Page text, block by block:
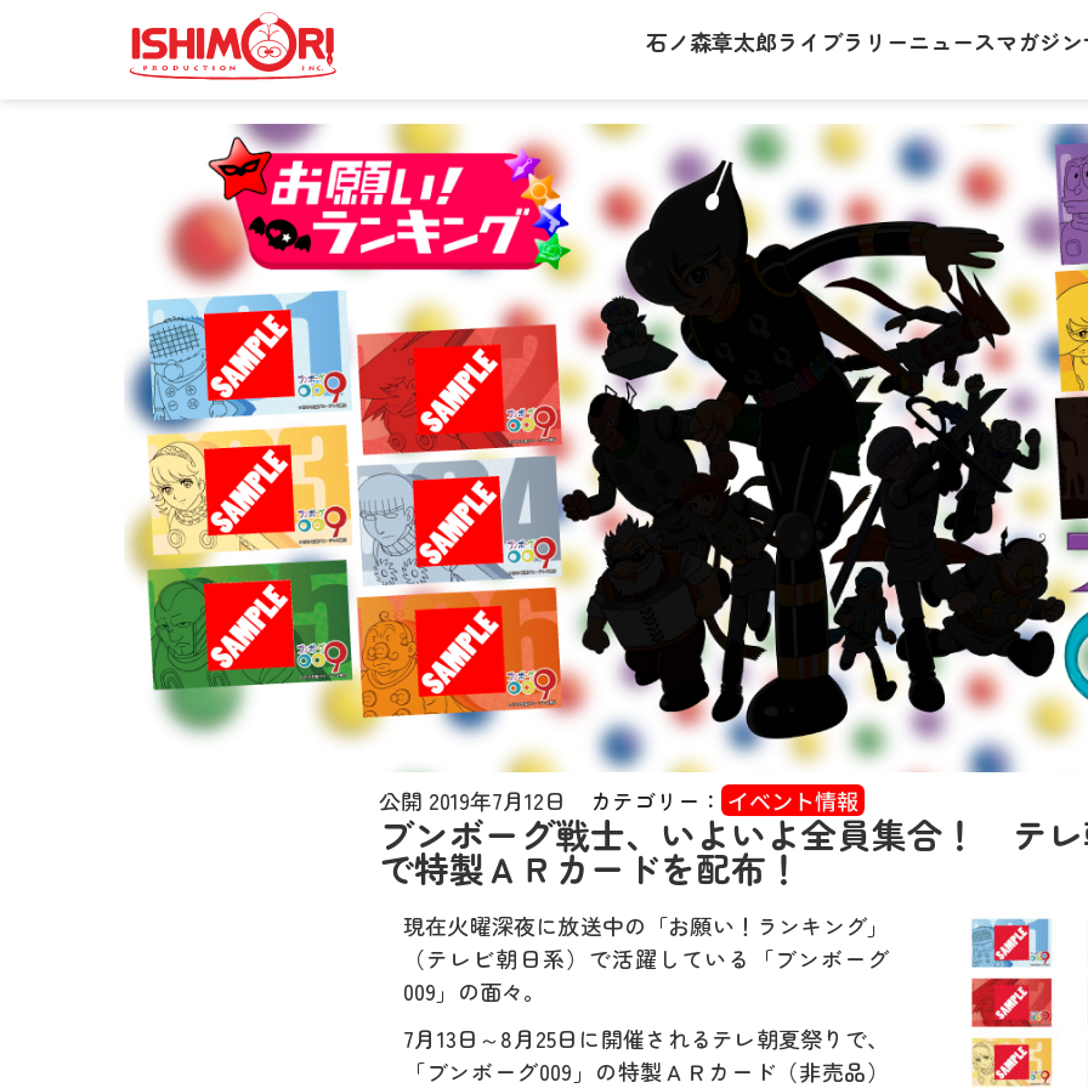
石ノ森章太郎ライブラリーニュースマガジン
公開 2019年7月12日 カテゴリー： イベント情報
ブンボーグ戦士、いよいよ全員集合！ テ
で特製ＡＲカードを配布！
現在火曜深夜に放送中の「お願い！ランキング」
（テレビ朝日系）で活躍している「ブンボーグ
009」の面々。
7月13日～8月25日に開催されるテレ朝夏祭りで、
「ブンボーグ009」の特製ＡＲカード（非売品）